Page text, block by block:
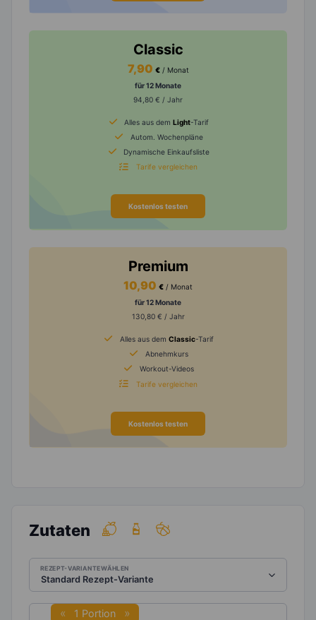
Classic
7,90 € / Monat
für 12 Monate
94,80 € / Jahr
Alles aus dem Light-Tarif
Autom. Wochenpläne
Dynamische Einkaufsliste
Tarife vergleichen
Kostenlos testen
Premium
10,90 € / Monat
für 12 Monate
130,80 € / Jahr
Alles aus dem Classic-Tarif
Abnehmkurs
Workout-Videos
Tarife vergleichen
Kostenlos testen
Zutaten
REZEPT-VARIANTE WÄHLEN
1 Portion